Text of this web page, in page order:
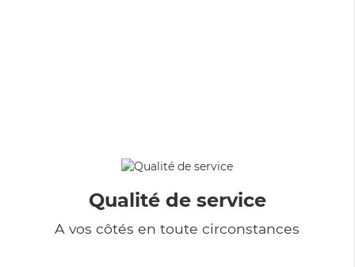
Qualité de service
A vos côtés en toute circonstances